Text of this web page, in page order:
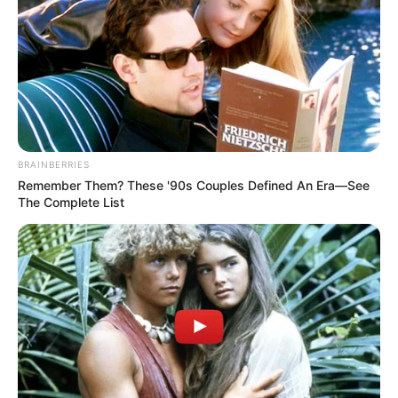
Prono soft logique du quinté du jour en 5
chevaux
4 CHAMPAGNE MYSTERY
1 FILUP
11 BLACKFIELD
7 TOSCANA DU BERLAIS
5 BATAME DU BOCAGE
Partagez sur les réseaux! Merci à Vous!
Le prono spéculatif du quinté du jour en
cinq chevaux
11 BLACKFIELD
4 CHAMPAGNE MYSTERY
6 HAUTE IDEE
2 HARDI LES GARS
BRAINBERRIES
Remember Them? These '90s Couples Defined An Era—See
The Complete List